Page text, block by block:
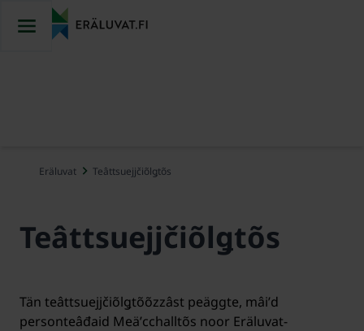
siiskže
Eräluvat Teâttsuejjčiõlǥtõs
Teâttsuejjčiõlǥtõs
Tän teâttsuejjčiõlǥtõõzzâst peäggte, mâiʹd
personteâđaid Meäʹcchalltõs noor Eräluvat-